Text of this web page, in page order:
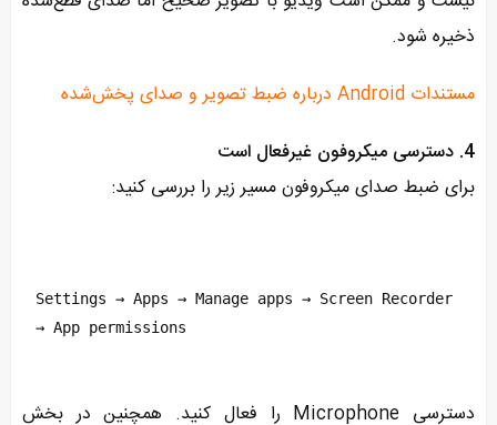
ذخیره شود.
مستندات Android درباره ضبط تصویر و صدای پخش‌شده
4. دسترسی میکروفون غیرفعال است
برای ضبط صدای میکروفون مسیر زیر را بررسی کنید:
Settings → Apps → Manage apps → Screen Recorder
→ App permissions
دسترسی Microphone را فعال کنید. همچنین در بخش